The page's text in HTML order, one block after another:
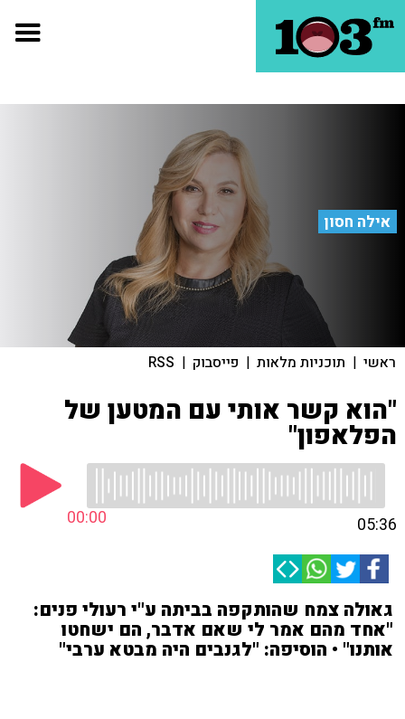
אילה חסון
ראשי | תוכניות מלאות | פייסבוק |
RSS
"הוא קשר אותי עם המטען של
הפלאפון"
00:00 05:36
גאולה צמח שהותקפה בביתה ע"י רעולי פנים:
"אחד מהם אמר לי שאם אדבר, הם ישחטו
אותנו" • הוסיפה: "לגנבים היה מבטא ערבי"